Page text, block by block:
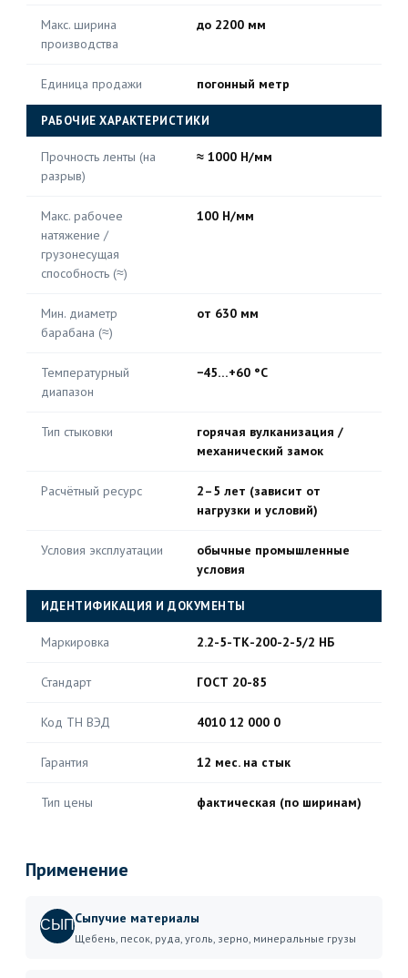
Макс. ширина
производства
до 2200 мм
Единица продажи погонный метр
РАБОЧИЕ ХАРАКТЕРИСТИКИ
Прочность ленты (на
разрыв)
≈ 1000 Н/мм
Макс. рабочее
натяжение /
грузонесущая
способность (≈)
100 Н/мм
Мин. диаметр
барабана (≈)
от 630 мм
Температурный
диапазон
−45…+60 °C
Тип стыковки
горячая вулканизация /
механический замок
Расчётный ресурс
2–5 лет (зависит от
нагрузки и условий)
Условия эксплуатации
обычные промышленные
условия
ИДЕНТИФИКАЦИЯ И ДОКУМЕНТЫ
Маркировка 2.2-5-ТК-200-2-5/2 НБ
Стандарт ГОСТ 20-85
Код ТН ВЭД 4010 12 000 0
Гарантия 12 мес. на стык
Тип цены фактическая (по ширинам)
Применение
СЫПСыпучие материалы
Щебень, песок, руда, уголь, зерно, минеральные грузы